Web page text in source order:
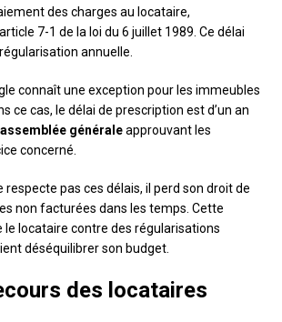
des charges au locataire,
7-1 de la loi du 6 juillet 1989. Ce délai
annuelle.
connaît une exception pour les immeubles
ce cas, le délai de prescription est d’un an
assemblée généraleapprouvant les
concerné.
respecte pas ces délais, il perd son droit de
non facturées dans les temps. Cette
le locataire contre des régularisations
déséquilibrer son budget.
des locataires